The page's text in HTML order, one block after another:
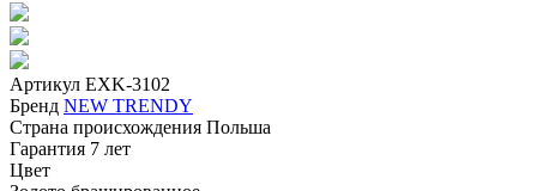
Артикул EXK-3102
Бренд NEW TRENDY
Страна происхождения Польша
Гарантия 7 лет
Цвет